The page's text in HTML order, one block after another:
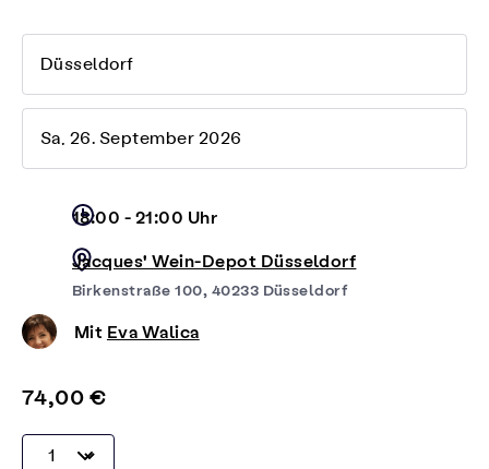
Düsseldorf
Sa, 26. September 2026
18:00 - 21:00 Uhr
Jacques' Wein-Depot Düsseldorf
Birkenstraße 100, 40233 Düsseldorf
Mit Eva Walica
74,00 €